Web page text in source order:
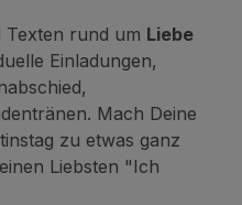
Texten rund um Liebe
Einladungen,
Mach Deine
zu etwas ganz
Liebsten "Ich